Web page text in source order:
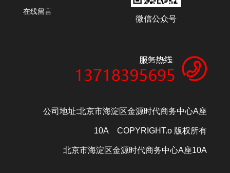
在线留言
微信公众号
公司地址:北京市海淀区金源时代商务中心A座
10A COPYRIGHT.o 版权所有
北京市海淀区金源时代商务中心A座10A